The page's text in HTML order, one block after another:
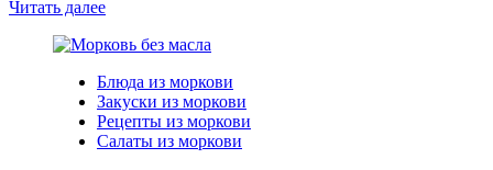
Читать далее
Блюда из моркови
Закуски из моркови
Рецепты из моркови
Салаты из моркови